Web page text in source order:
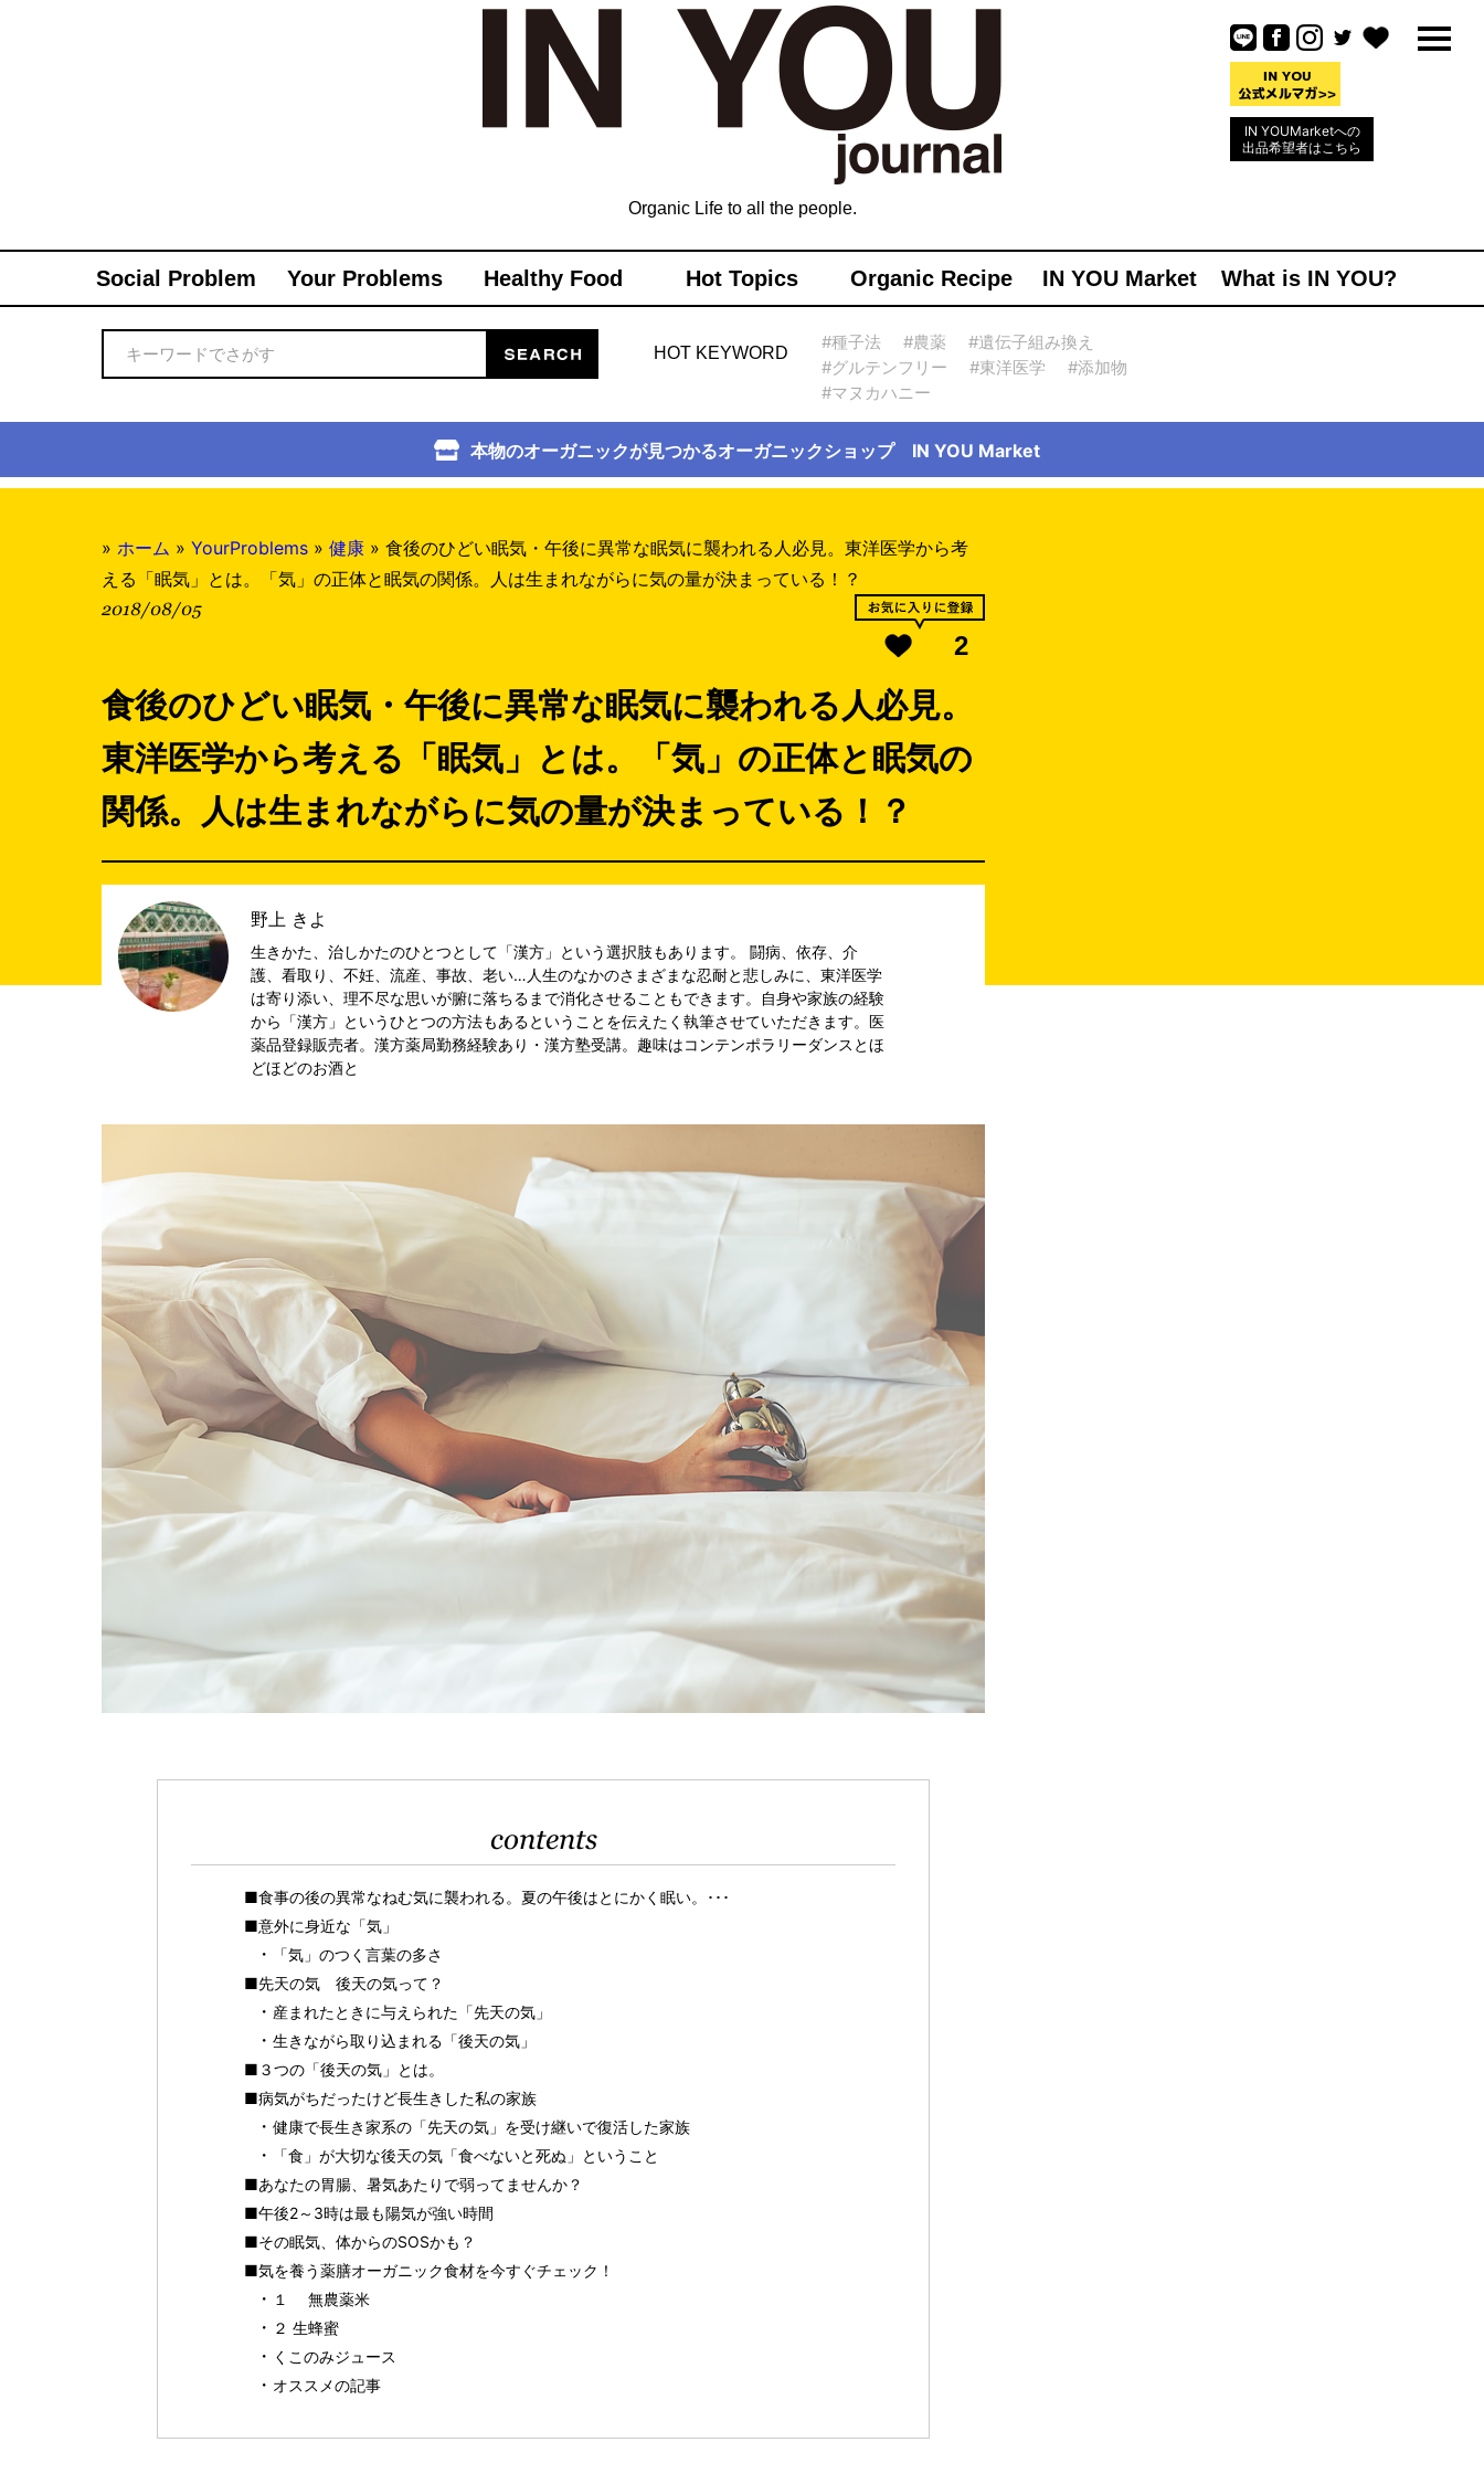
IN YOUMarketへの
出品希望者はこちら
Organic Life to all the people.
Social Problem Your Problems Healthy Food Hot Topics Organic Recipe IN YOU Market What is IN YOU?
HOT KEYWORD
#種子法 #農薬
#遺伝子組み換え
#グルテンフリー
#東洋医学
#添加物
#マヌカハニー
本物のオーガニックが見つかるオーガニックショップ IN YOU Market
» ホーム » YourProblems » 健康 » 食後のひどい眠気・午後に異常な眠気に襲われる人必見。東洋医学から考
える「眠気」とは。「気」の正体と眠気の関係。人は生まれながらに気の量が決まっている！？
2018/08/05
2
食後のひどい眠気・午後に異常な眠気に襲われる人必見。
東洋医学から考える「眠気」とは。「気」の正体と眠気の
関係。人は生まれながらに気の量が決まっている！？
野上 きよ
生きかた、治しかたのひとつとして「漢方」という選択肢もあります。 闘病、依存、介
護、看取り、不妊、流産、事故、老い…人生のなかのさまざまな忍耐と悲しみに、東洋医学
は寄り添い、理不尽な思いが腑に落ちるまで消化させることもできます。自身や家族の経験
から「漢方」というひとつの方法もあるということを伝えたく執筆させていただきます。医
薬品登録販売者。漢方薬局勤務経験あり・漢方塾受講。趣味はコンテンポラリーダンスとほ
どほどのお酒と
contents
■食事の後の異常なねむ気に襲われる。夏の午後はとにかく眠い。･･･
■意外に身近な「気」
「気」のつく言葉の多さ
■先天の気 後天の気って？
産まれたときに与えられた「先天の気」
生きながら取り込まれる「後天の気」
■３つの「後天の気」とは。
■病気がちだったけど長生きした私の家族
健康で長生き家系の「先天の気」を受け継いで復活した家族
「食」が大切な後天の気「食べないと死ぬ」ということ
■あなたの胃腸、暑気あたりで弱ってませんか？
■午後2～3時は最も陽気が強い時間
■その眠気、体からのSOSかも？
■気を養う薬膳オーガニック食材を今すぐチェック！
１ 無農薬米
２ 生蜂蜜
くこのみジュース
オススメの記事